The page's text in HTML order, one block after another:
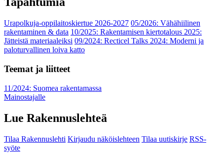
Urapolkuja-oppilaitoskiertue 2026-2027 05/2026: Vähähiilinen
rakentaminen & data 10/2025: Rakentamisen kiertotalous 2025:
Jätteistä materiaaleiksi 09/2024: Recticel Talks 2024: Moderni ja
paloturvallinen loiva katto
Teemat ja liitteet
11/2024: Suomea rakentamassa
Mainostajalle
Lue Rakennuslehteä
Tilaa Rakennuslehti Kirjaudu näköislehteen Tilaa uutiskirje RSS-
syöte